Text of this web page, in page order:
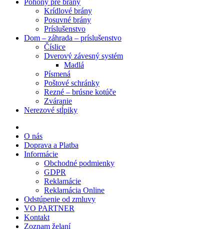
Krídlové brány
Posuvné brány
Príslušenstvo
Dom – záhrada – príslušenstvo
Číslice
Dverový závesný systém
Madlá
Písmená
Poštové schránky
Rezné – brúsne kotúče
Zváranie
Nerezové stĺpiky
O nás
Doprava a Platba
Informácie
Obchodné podmienky
GDPR
Reklamácie
Reklamácia Online
Odstúpenie od zmluvy
VO PARTNER
Kontakt
Zoznam želaní